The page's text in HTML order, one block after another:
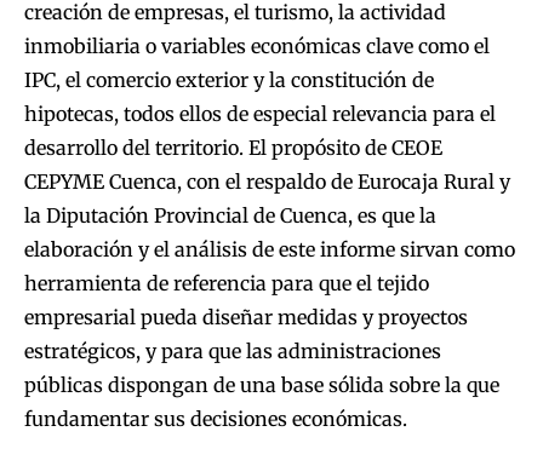
creación de empresas, el turismo, la actividad
inmobiliaria o variables económicas clave como el
IPC, el comercio exterior y la constitución de
hipotecas, todos ellos de especial relevancia para el
desarrollo del territorio. El propósito de CEOE
CEPYME Cuenca, con el respaldo de Eurocaja Rural y
la Diputación Provincial de Cuenca, es que la
elaboración y el análisis de este informe sirvan como
herramienta de referencia para que el tejido
empresarial pueda diseñar medidas y proyectos
estratégicos, y para que las administraciones
públicas dispongan de una base sólida sobre la que
fundamentar sus decisiones económicas.